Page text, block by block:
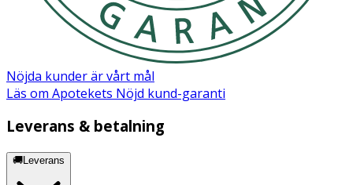
Nöjda kunder är vårt mål
Läs om Apotekets Nöjd kund-garanti
Leverans & betalning
🚚Leverans